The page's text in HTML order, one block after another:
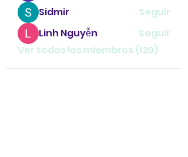
Sidmir
Seguir
Linh Nguyễn
Seguir
Ver todos los miembros (120)